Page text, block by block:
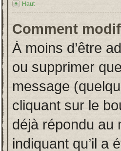
Haut
Comment
À moins d’être
ou supprimer
message
cliquant sur le
déjà répondu au
indiquant qu’il a